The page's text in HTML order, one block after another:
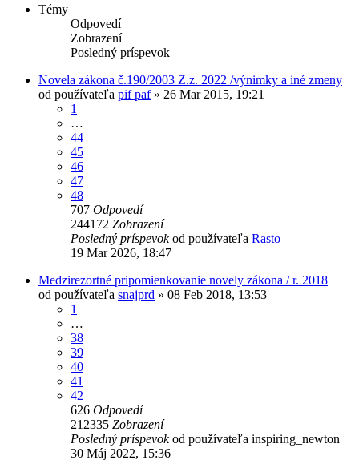
Témy
Odpovedí
Zobrazení
Posledný príspevok
Novela zákona č.190/2003 Z.z. 2022 /výnimky a iné zmeny
od používateľa pif paf» 26 Mar 2015, 19:21
1
…
44
45
46
47
48
707 Odpovedí
244172 Zobrazení
Posledný príspevokod používateľa Rasto
19 Mar 2026, 18:47
Medzirezortné pripomienkovanie novely zákona / r. 2018
od používateľa snajprd » 08 Feb 2018, 13:53
1
…
38
39
40
41
42
626 Odpovedí
212335 Zobrazení
Posledný príspevokod používateľa inspiring_newton
30 Máj 2022, 15:36